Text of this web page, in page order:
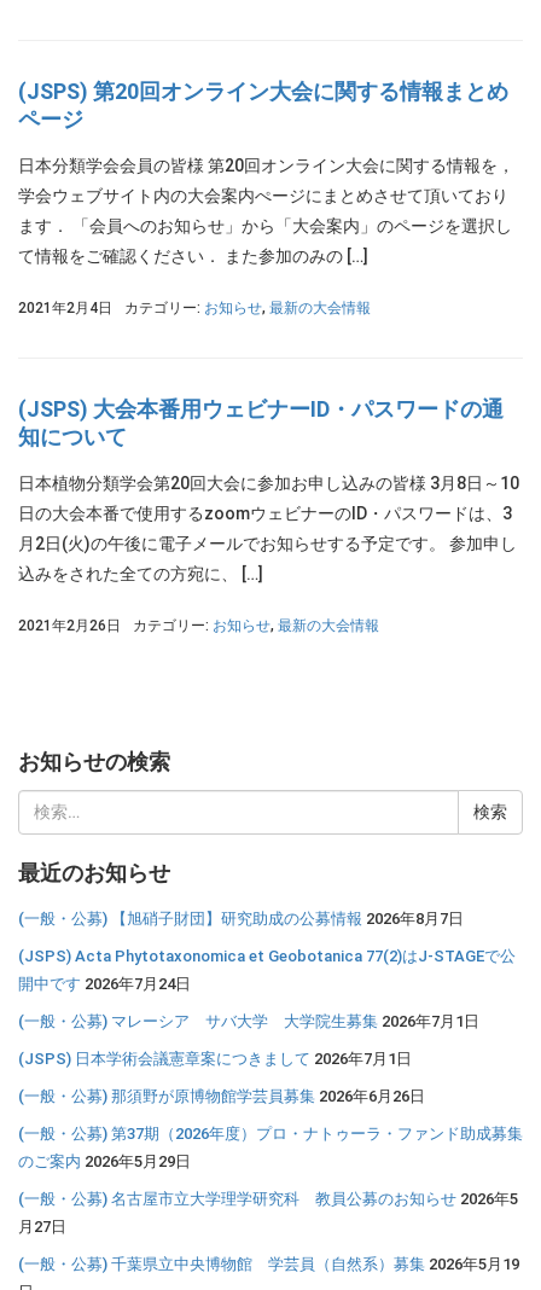
(JSPS) 第20回オンライン大会に関する情報まとめ
ページ
日本分類学会会員の皆様 第20回オンライン大会に関する情報を，
学会ウェブサイト内の大会案内ぺージにまとめさせて頂いており
ます． 「会員へのお知らせ」から「大会案内」のページを選択し
て情報をご確認ください． また参加のみの […]
2021年2月4日 カテゴリー: お知らせ, 最新の大会情報
(JSPS) 大会本番用ウェビナーID・パスワードの通
知について
日本植物分類学会第20回大会に参加お申し込みの皆様 3月8日～10
日の大会本番で使用するzoomウェビナーのID・パスワードは、3
月2日(火)の午後に電子メールでお知らせする予定です。 参加申し
込みをされた全ての方宛に、 […]
2021年2月26日 カテゴリー: お知らせ, 最新の大会情報
お知らせの検索
索:
最近のお知らせ
(一般・公募) 【旭硝子財団】研究助成の公募情報 2026年8月7日
(JSPS) Acta Phytotaxonomica et Geobotanica 77(2)はJ-STAGEで公
開中です 2026年7月24日
(一般・公募) マレーシア サバ大学 大学院生募集 2026年7月1日
(JSPS) 日本学術会議憲章案につきまして 2026年7月1日
(一般・公募) 那須野が原博物館学芸員募集 2026年6月26日
(一般・公募) 第37期（2026年度）プロ・ナトゥーラ・ファンド助成募集
のご案内 2026年5月29日
(一般・公募) 名古屋市立大学理学研究科 教員公募のお知らせ 2026年5
月27日
(一般・公募) 千葉県立中央博物館 学芸員（自然系）募集 2026年5月19